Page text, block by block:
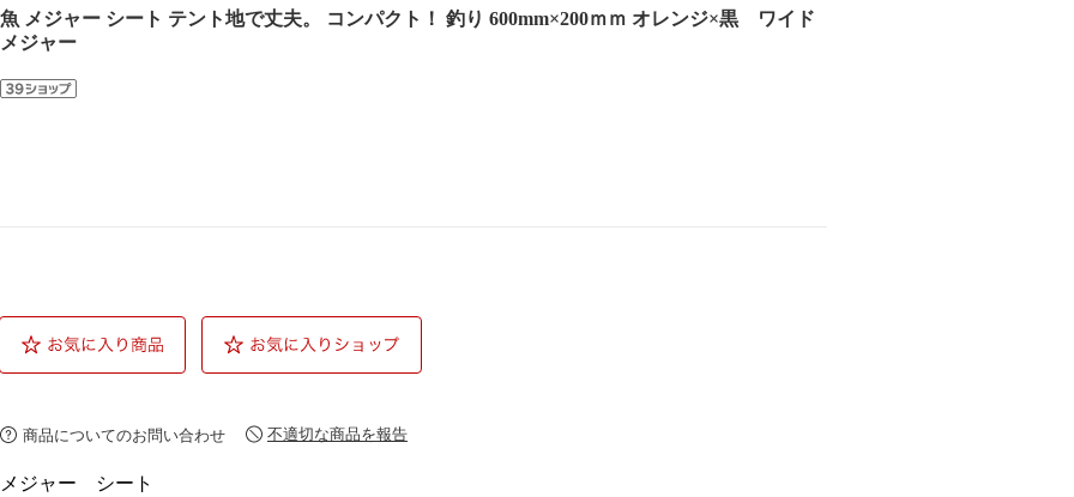
魚 メジャー シート テント地で丈夫。 コンパクト！ 釣り 600mm×200ｍｍ オレンジ×黒 ワイド
メジャー
商品についてのお問い合わせ 不適切な商品を報告
メジャー シート